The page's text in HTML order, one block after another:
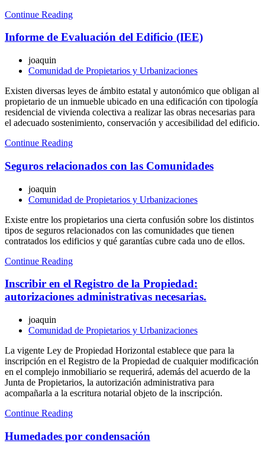
Continue Reading
Informe de Evaluación del Edificio (IEE)
joaquin
Comunidad de Propietarios y Urbanizaciones
Existen diversas leyes de ámbito estatal y autonómico que obligan al
propietario de un inmueble ubicado en una edificación con tipología
residencial de vivienda colectiva a realizar las obras necesarias para
el adecuado sostenimiento, conservación y accesibilidad del edificio.
Continue Reading
Seguros relacionados con las Comunidades
joaquin
Comunidad de Propietarios y Urbanizaciones
Existe entre los propietarios una cierta confusión sobre los distintos
tipos de seguros relacionados con las comunidades que tienen
contratados los edificios y qué garantías cubre cada uno de ellos.
Continue Reading
Inscribir en el Registro de la Propiedad:
autorizaciones administrativas necesarias.
joaquin
Comunidad de Propietarios y Urbanizaciones
La vigente Ley de Propiedad Horizontal establece que para la
inscripción en el Registro de la Propiedad de cualquier modificación
en el complejo inmobiliario se requerirá, además del acuerdo de la
Junta de Propietarios, la autorización administrativa para
acompañarla a la escritura notarial objeto de la inscripción.
Continue Reading
Humedades por condensación